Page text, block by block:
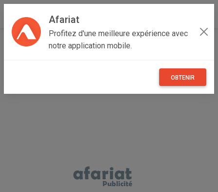
Afariat
Profitez d'une meilleure expérience avec
notre application mobile.
OBTENIR
Accueil Recherche
Professionnel